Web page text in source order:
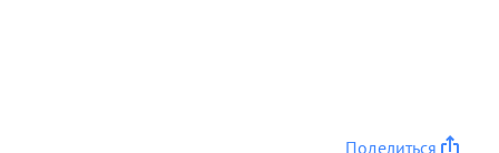
Поделиться